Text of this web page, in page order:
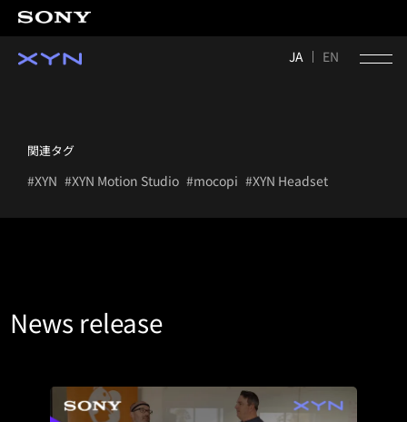
JA EN
関連タグ
#XYN #XYN Motion Studio #mocopi #XYN Headset
News release